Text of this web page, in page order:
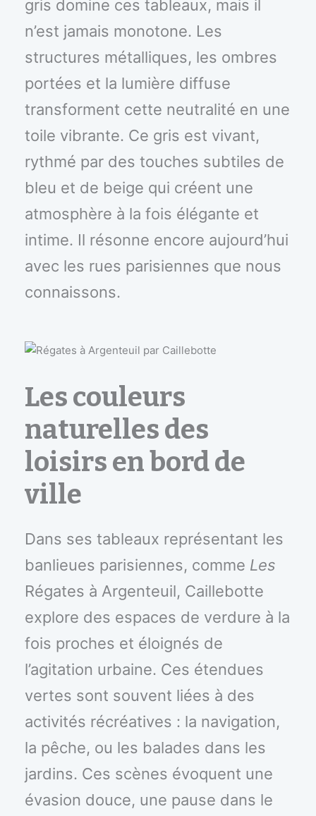
gris domine ces tableaux, mais il
n’est jamais monotone. Les
structures métalliques, les ombres
portées et la lumière diffuse
transforment cette neutralité en une
toile vibrante. Ce gris est vivant,
rythmé par des touches subtiles de
bleu et de beige qui créent une
atmosphère à la fois élégante et
intime. Il résonne encore aujourd’hui
avec les rues parisiennes que nous
connaissons.
Les couleurs
naturelles des
loisirs en bord de
ville
Dans ses tableaux représentant les
banlieues parisiennes, comme Les
Régates à Argenteuil, Caillebotte
explore des espaces de verdure à la
fois proches et éloignés de
l’agitation urbaine. Ces étendues
vertes sont souvent liées à des
activités récréatives : la navigation,
la pêche, ou les balades dans les
jardins. Ces scènes évoquent une
évasion douce, une pause dans le